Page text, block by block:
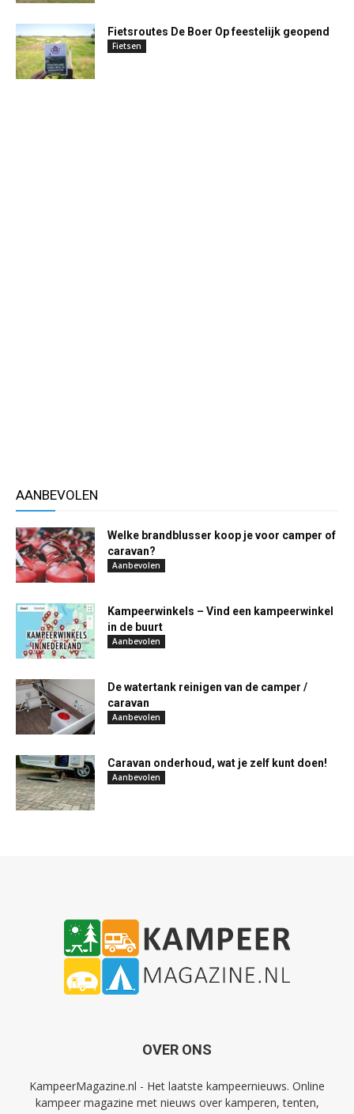
Fietsroutes De Boer Op feestelijk geopend
Fietsen
AANBEVOLEN
Welke brandblusser koop je voor camper of
caravan?
Aanbevolen
Kampeerwinkels – Vind een kampeerwinkel
in de buurt
Aanbevolen
De watertank reinigen van de camper /
caravan
Aanbevolen
Caravan onderhoud, wat je zelf kunt doen!
Aanbevolen
OVER ONS
KampeerMagazine.nl - Het laatste kampeernieuws. Online
kampeer magazine met nieuws over kamperen, tenten,